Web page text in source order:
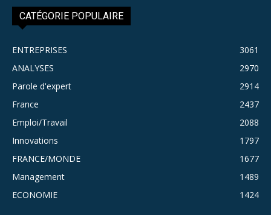
CATÉGORIE POPULAIRE
ENTREPRISES
3061
ANALYSES
2970
Parole d'expert
2914
France
2437
Emploi/Travail
2088
Innovations
1797
FRANCE/MONDE
1677
Management
1489
ECONOMIE
1424